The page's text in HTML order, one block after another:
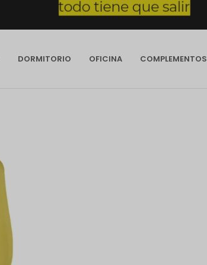
DORMITORIO OFICINA COMPLEMENTOS